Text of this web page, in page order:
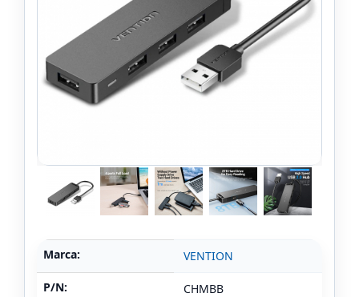
Marca: VENTION
P/N: CHMBB